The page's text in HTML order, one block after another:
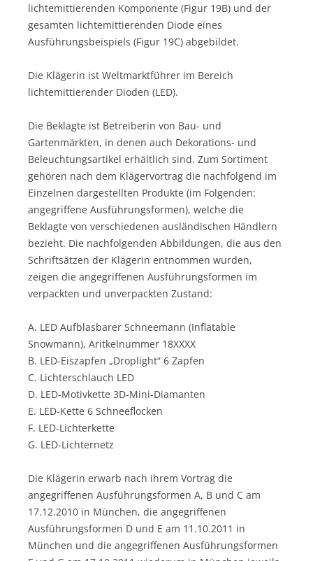
lichtemittierenden Komponente (Figur 19B) und der
gesamten lichtemittierenden Diode eines
Ausführungsbeispiels (Figur 19C) abgebildet.
Die Klägerin ist Weltmarktführer im Bereich
lichtemittierender Dioden (LED).
Die Beklagte ist Betreiberin von Bau- und
Gartenmärkten, in denen auch Dekorations- und
Beleuchtungsartikel erhältlich sind. Zum Sortiment
gehören nach dem Klägervortrag die nachfolgend im
Einzelnen dargestellten Produkte (im Folgenden:
angegriffene Ausführungsformen), welche die
Beklagte von verschiedenen ausländischen Händlern
bezieht. Die nachfolgenden Abbildungen, die aus den
Schriftsätzen der Klägerin entnommen wurden,
zeigen die angegriffenen Ausführungsformen im
verpackten und unverpackten Zustand:
A. LED Aufblasbarer Schneemann (Inflatable
Snowmann), Aritkelnummer 18XXXX
B. LED-Eiszapfen „Droplight“ 6 Zapfen
C. Lichterschlauch LED
D. LED-Motivkette 3D-Mini-Diamanten
E. LED-Kette 6 Schneeflocken
F. LED-Lichterkette
G. LED-Lichternetz
Die Klägerin erwarb nach ihrem Vortrag die
angegriffenen Ausführungsformen A, B und C am
17.12.2010 in München, die angegriffenen
Ausführungsformen D und E am 11.10.2011 in
München und die angegriffenen Ausführungsformen